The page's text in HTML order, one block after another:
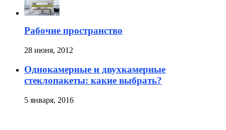
Рабочие пространство
28 июня, 2012
Однокамерные и двухкамерные
стеклопакеты: какие выбрать?
5 января, 2016